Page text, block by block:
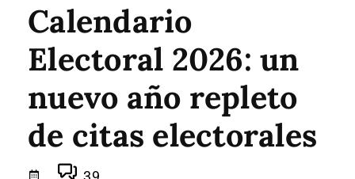
Calendario
Electoral 2026: un
nuevo año repleto
de citas electorales